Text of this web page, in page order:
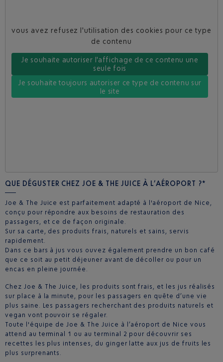
vous avez refusez l'utilisation des cookies pour ce type
de contenu
Je souhaite autoriser l'affichage de ce contenu une
seule fois
Je souhaite toujours autoriser ce type de contenu sur
le site
QUE DÉGUSTER CHEZ JOE & THE JUICE À L’AÉROPORT ?*
Joe & The Juice est parfaitement adapté à l'aéroport de Nice,
conçu pour répondre aux besoins de restauration des
passagers, et ce de façon originale.
Sur sa carte, des produits frais, naturels et sains, servis
rapidement.
Dans ce bars à jus vous ouvez également prendre un bon café
que ce soit au petit déjeuner avant de décoller ou pour un
encas en pleine journée.
Chez Joe & The Juice, les produits sont frais, et les jus réalisés
sur place à la minute, pour les passagers en quête d’une vie
plus saine. Les passagers recherchant des produits naturels et
vegan vont pouvoir se régaler.
Toute l'équipe de Joe & The Juice à l’aéroport de Nice vous
attend au terminal 1 ou au terminal 2 pour découvrir ses
recettes les plus intenses, du ginger latte aux jus de fruits les
plus surprenants.